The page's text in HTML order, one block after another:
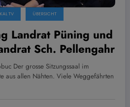
TV ÜBERSICHT
Landrat Püning und
Sch. Pellengahr
Der grosse Sitzungssaal im
aus allen Nähten. Viele Weggefährten